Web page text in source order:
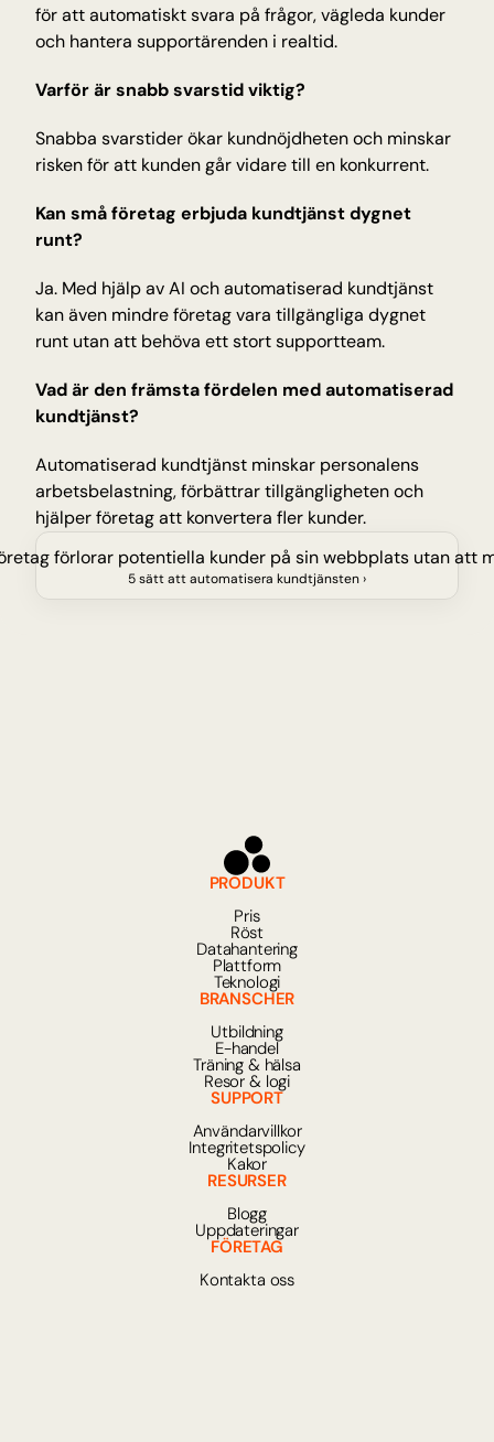
för att automatiskt svara på frågor, vägleda kunder
och hantera supportärenden i realtid.
Varför är snabb svarstid viktig?
Snabba svarstider ökar kundnöjdheten och minskar
risken för att kunden går vidare till en konkurrent.
Kan små företag erbjuda kundtjänst dygnet
runt?
Ja. Med hjälp av AI och automatiserad kundtjänst
kan även mindre företag vara tillgängliga dygnet
runt utan att behöva ett stort supportteam.
Vad är den främsta fördelen med automatiserad
kundtjänst?
Automatiserad kundtjänst minskar personalens
arbetsbelastning, förbättrar tillgängligheten och
hjälper företag att konvertera fler kunder.
förlorar potentiella kunder på sin webbplats utan att
5 sätt att automatisera kundtjänsten ›
PRODUKT
Pris
Röst
Datahantering
Plattform
Teknologi
BRANSCHER
Utbildning
E-handel
Träning & hälsa
Resor & logi
SUPPORT
Användarvillkor
Integritetspolicy
Kakor
RESURSER
Blogg
Uppdateringar
FÖRETAG
Kontakta oss